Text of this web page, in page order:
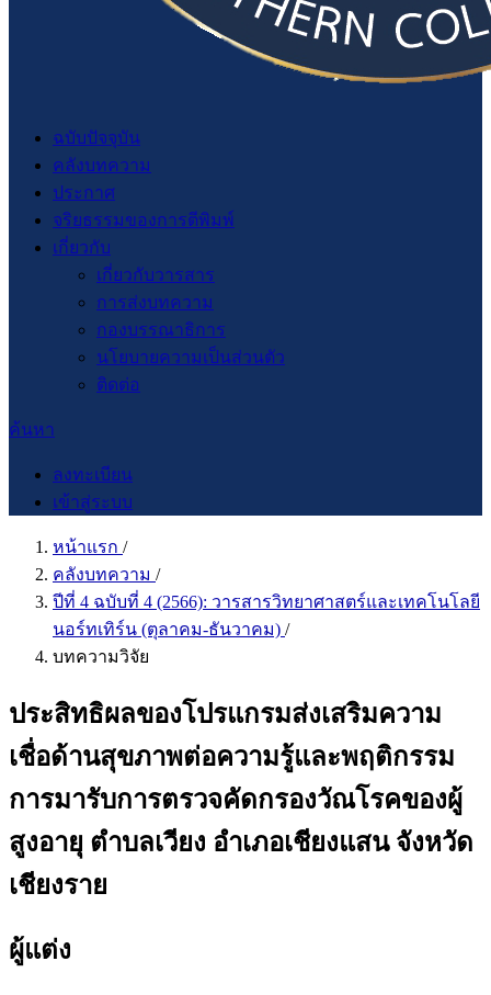
ฉบับปัจจุบัน
คลังบทความ
ประกาศ
จริยธรรมของการตีพิมพ์
เกี่ยวกับ
เกี่ยวกับวารสาร
การส่งบทความ
กองบรรณาธิการ
นโยบายความเป็นส่วนตัว
ติดต่อ
ค้นหา
ลงทะเบียน
เข้าสู่ระบบ
หน้าแรก /
คลังบทความ /
ปีที่ 4 ฉบับที่ 4 (2566): วารสารวิทยาศาสตร์และเทคโนโลยี
นอร์ทเทิร์น (ตุลาคม-ธันวาคม) /
บทความวิจัย
ประสิทธิผลของโปรแกรมส่งเสริมความ
เชื่อด้านสุขภาพต่อความรู้และพฤติกรรม
การมารับการตรวจคัดกรองวัณโรคของผู้
สูงอายุ ตำบลเวียง อำเภอเชียงแสน จังหวัด
เชียงราย
ผู้แต่ง